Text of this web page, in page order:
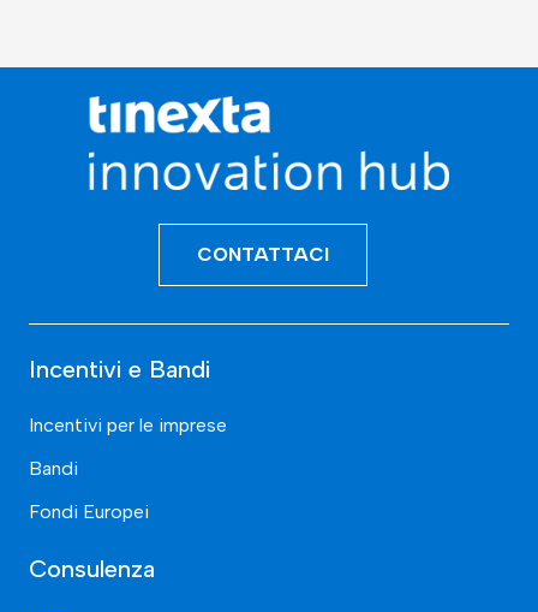
CONTATTACI
Incentivi e Bandi
Incentivi per le imprese
Bandi
Fondi Europei
Consulenza